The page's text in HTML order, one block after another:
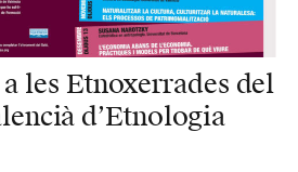
les Etnoxerrades del
d’Etnologia